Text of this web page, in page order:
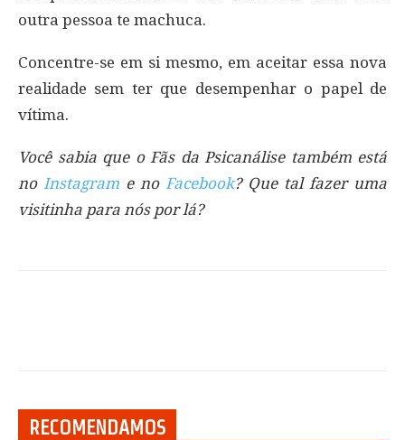
outra pessoa te machuca.
Concentre-se em si mesmo, em aceitar essa nova
realidade sem ter que desempenhar o papel de
vítima.
Você sabia que o Fãs da Psicanálise também está
no Instagrame no Facebook? Que tal fazer uma
visitinha para nós por lá?
RECOMENDAMOS